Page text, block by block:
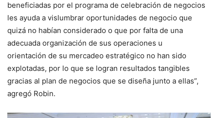
beneficiadas por el programa de celebración de negocios
les ayuda a vislumbrar oportunidades de negocio que
quizá no habían considerado o que por falta de una
adecuada organización de sus operaciones u
orientación de su mercadeo estratégico no han sido
explotadas, por lo que se logran resultados tangibles
gracias al plan de negocios que se diseña junto a ellas”,
agregó Robin.